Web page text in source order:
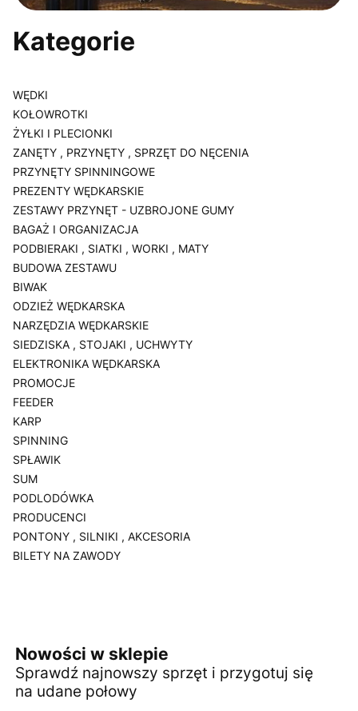
Kategorie
WĘDKI
KOŁOWROTKI
ŻYŁKI I PLECIONKI
ZANĘTY , PRZYNĘTY , SPRZĘT DO NĘCENIA
PRZYNĘTY SPINNINGOWE
PREZENTY WĘDKARSKIE
ZESTAWY PRZYNĘT - UZBROJONE GUMY
BAGAŻ I ORGANIZACJA
PODBIERAKI , SIATKI , WORKI , MATY
BUDOWA ZESTAWU
BIWAK
ODZIEŻ WĘDKARSKA
NARZĘDZIA WĘDKARSKIE
SIEDZISKA , STOJAKI , UCHWYTY
ELEKTRONIKA WĘDKARSKA
PROMOCJE
FEEDER
KARP
SPINNING
SPŁAWIK
SUM
PODLODÓWKA
PRODUCENCI
PONTONY , SILNIKI , AKCESORIA
BILETY NA ZAWODY
Nowości w sklepie
Sprawdź najnowszy sprzęt i przygotuj się
na udane połowy